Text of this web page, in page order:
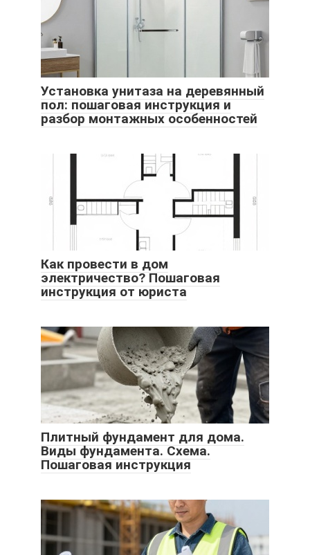
Установка унитаза на деревянный
пол: пошаговая инструкция и
разбор монтажных особенностей
Как провести в дом
электричество? Пошаговая
инструкция от юриста
Плитный фундамент для дома.
Виды фундамента. Схема.
Пошаговая инструкция